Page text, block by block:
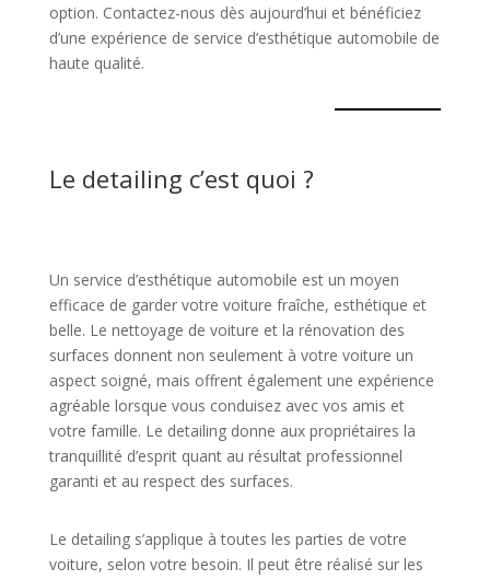
option. Contactez-nous dès aujourd’hui et bénéficiez
d’une expérience de service d’esthétique automobile de
haute qualité.
Le detailing c’est quoi ?
Un service d’esthétique automobile est un moyen
efficace de garder votre voiture fraîche, esthétique et
belle. Le nettoyage de voiture et la rénovation des
surfaces donnent non seulement à votre voiture un
aspect soigné, mais offrent également une expérience
agréable lorsque vous conduisez avec vos amis et
votre famille. Le detailing donne aux propriétaires la
tranquillité d’esprit quant au résultat professionnel
garanti et au respect des surfaces.
Le detailing s’applique à toutes les parties de votre
voiture, selon votre besoin. Il peut être réalisé sur les